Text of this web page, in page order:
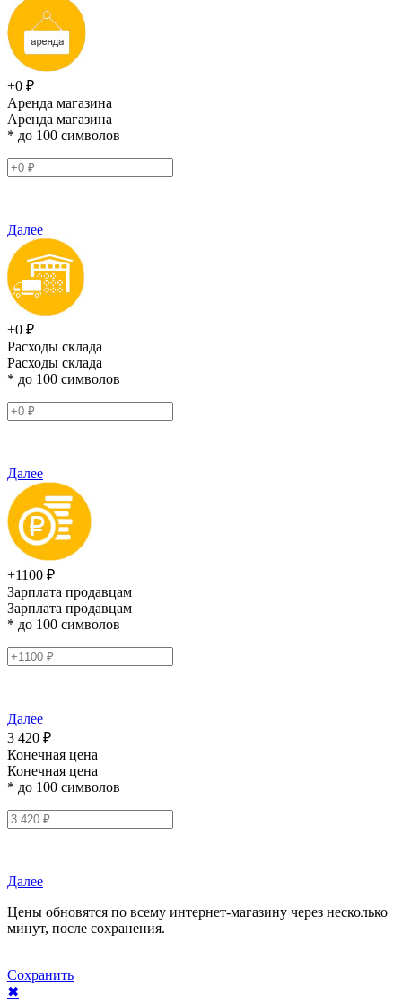
+0 ₽
Аренда магазина
Аренда магазина
* до 100 символов
Далее
+0 ₽
Расходы склада
Расходы склада
* до 100 символов
Далее
+1100 ₽
Зарплата продавцам
Зарплата продавцам
* до 100 символов
Далее
3 420 ₽
Конечная цена
Конечная цена
* до 100 символов
Далее
Цены обновятся по всему интернет-магазину через несколько
минут, после сохранения.
Сохранить
✖